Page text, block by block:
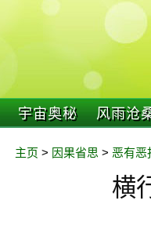
宇宙奥秘 风雨沧
主页 > 因果省思 > 恶有恶
横